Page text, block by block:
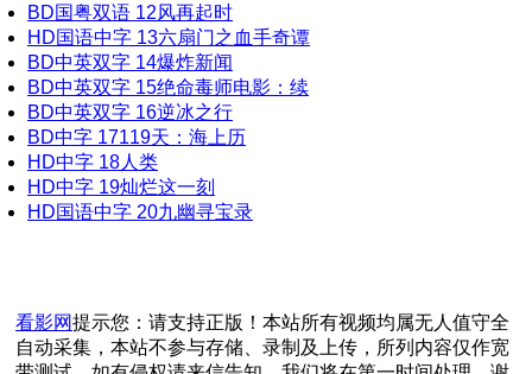
BD国粤双语 12风再起时
HD国语中字 13六扇门之血手奇谭
BD中英双字 14爆炸新闻
BD中英双字 15绝命毒师电影：续
BD中英双字 16逆冰之行
BD中字 17119天：海上历
HD中字 18人类
HD中字 19灿烂这一刻
HD国语中字 20九幽寻宝录
看影网提示您：请支持正版！本站所有视频均属无人值守全
自动采集，本站不参与存储、录制及上传，所列内容仅作宽